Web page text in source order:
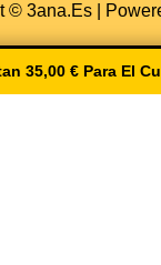
© 3ana.es |
35,00 € Para El